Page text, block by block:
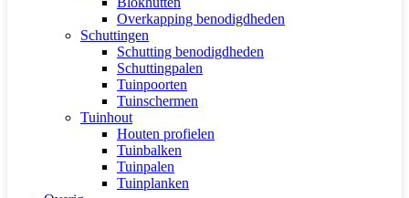
Overkapping benodigdheden
Schuttingen
Schutting benodigdheden
Schuttingpalen
Tuinpoorten
Tuinschermen
Tuinhout
Houten profielen
Tuinbalken
Tuinpalen
Tuinplanken